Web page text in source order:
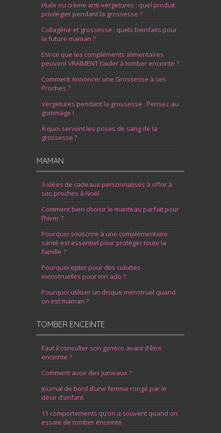
Huile ou crème anti-vergetures : quel produit
privilégier pendant la grossesse ?
Collagène et grossesse : quels bienfaits pour
la future maman ?
Est-ce que les compléments alimentaires
peuvent VRAIMENT t’aider à tomber enceinte ?
Comment Annoncer une Grossesse à ses
Proches ?
Vergetures pendant la grossesse : Pensez au
gommage !
À quoi servent les prises de sang de la
grossesse ?
MAMAN
3 idées de cadeaux personnalisés à offrir à
ses proches à Noël
Comment bien choisir le manteau parfait pour
l’hiver ?
Pourquoi souscrire à une complémentaire
santé est essentiel pour protéger toute la
famille ?
Pourquoi opter pour des culottes
menstruelles pour ton ado ?
Pourquoi utiliser un disque menstruel quand
on est maman ?
TOMBER ENCEINTE
Faut il consulter son gynéco avant d’être
enceinte ?
Comment avoir des jumeaux ?
Journal de bord d’une femme rongé par le
désir d’enfant
11 comportements qu’on a souvent quand on
essaie de tomber enceinte